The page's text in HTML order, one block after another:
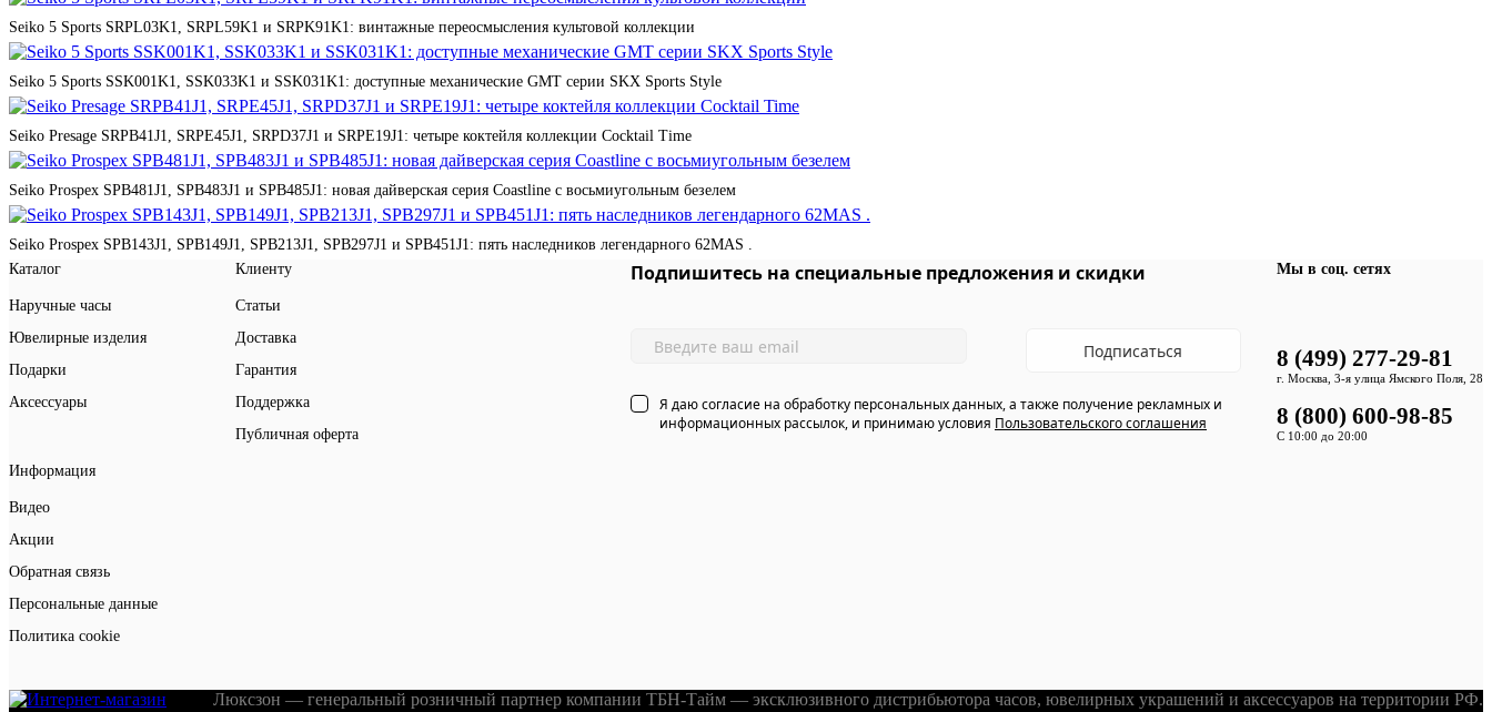
Seiko 5 Sports SRPL03K1, SRPL59K1 и SRPK91K1: винтажные переосмысления культовой коллекции
Seiko 5 Sports SSK001K1, SSK033K1 и SSK031K1: доступные механические GMT серии SKX Sports Style
Seiko Presage SRPB41J1, SRPE45J1, SRPD37J1 и SRPE19J1: четыре коктейля коллекции Cocktail Time
Seiko Prospex SPB481J1, SPB483J1 и SPB485J1: новая дайверская серия Coastline с восьмиугольным безелем
Seiko Prospex SPB143J1, SPB149J1, SPB213J1, SPB297J1 и SPB451J1: пять наследников легендарного 62MAS .
Каталог
Наручные часы
Ювелирные изделия
Подарки
Аксессуары
Клиенту
Статьи
Доставка
Гарантия
Поддержка
Публичная оферта
Информация
Видео
Акции
Обратная связь
Персональные данные
Политика cookie
Подпишитесь на специальные предложения и скидки
Подписаться
Я даю согласие на обработку персональных данных, а также получение рекламных и
информационных рассылок, и принимаю условия Пользовательского соглашения
Мы в соц. сетях
8 (499) 277-29-81
г. Москва, 3-я улица Ямского Поля, 28
8 (800) 600-98-85
С 10:00 до 20:00
Люксзон — генеральный розничный партнер компании ТБН-Тайм — эксклюзивного дистрибьютора часов, ювелирных украшений и аксессуаров на территории РФ.